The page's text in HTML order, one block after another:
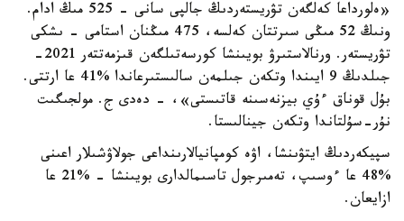
«ەلورداعا كەلگەن تۋريستەردىڭ جالپى سانى - 525 مىڭ ادام.
ونىڭ 52 مىڭى سىرتتان كەلسە، 475 مىڭنان استامى - ىشكى
تۋريستەر. ورنالاستىرۋ بويىنشا كورسەتىلگەن قىزمەتتەر 2021-
جىلدىڭ 9 ايىندا وتكەن جىلمەن سالىستىرعاندا %41 عا ارتتى.
بۇل قوناق ءۇي بيزنەسىنە قاتىستى»، - دەدى ج. مولجىگىت
نۇر-سۇلتاندا وتكەن جينالىستا.
سپيكەردىڭ ايتۋىنشا، اۋە كومپانيالارىنداعى جولاۋشىلار اعىنى
%48 عا ءوسىپ، تەمىرجول تاسىمالدارى بويىنشا - %21 عا
ازايعان.